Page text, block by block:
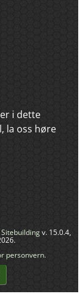
i dette
la oss høre
v. 15.0.4,
personvern.